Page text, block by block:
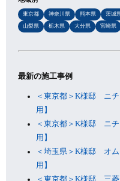
東京都 神奈川県 熊本県 茨城
山梨県
栃木県 大分県 宮崎県
最新の施工事例
＜東京都＞K様邸 ニ
用】
＜東京都＞K様邸 ニ
用】
＜埼玉県＞K様邸 オ
用】
＜東京都＞K様邸 三